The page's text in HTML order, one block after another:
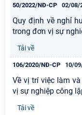
50/2022/NĐ-CP 02/08/
Quy định về nghỉ
trong đơn vị sự
Tải về
106/2020/NĐ-CP 10/
Về vị trí việc làm
vị sự nghiệp công
Tải về